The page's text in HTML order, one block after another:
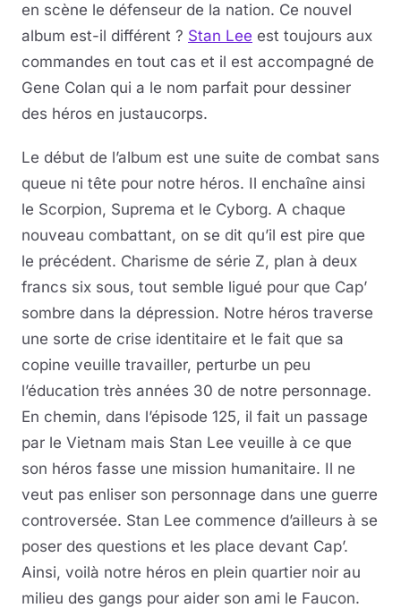
en scène le défenseur de la nation. Ce nouvel
album est-il différent ? Stan Lee est toujours aux
commandes en tout cas et il est accompagné de
Gene Colan qui a le nom parfait pour dessiner
des héros en justaucorps.
Le début de l’album est une suite de combat sans
queue ni tête pour notre héros. Il enchaîne ainsi
le Scorpion, Suprema et le Cyborg. A chaque
nouveau combattant, on se dit qu’il est pire que
le précédent. Charisme de série Z, plan à deux
francs six sous, tout semble ligué pour que Cap’
sombre dans la dépression. Notre héros traverse
une sorte de crise identitaire et le fait que sa
copine veuille travailler, perturbe un peu
l’éducation très années 30 de notre personnage.
En chemin, dans l’épisode 125, il fait un passage
par le Vietnam mais Stan Lee veuille à ce que
son héros fasse une mission humanitaire. Il ne
veut pas enliser son personnage dans une guerre
controversée. Stan Lee commence d’ailleurs à se
poser des questions et les place devant Cap’.
Ainsi, voilà notre héros en plein quartier noir au
milieu des gangs pour aider son ami le Faucon.